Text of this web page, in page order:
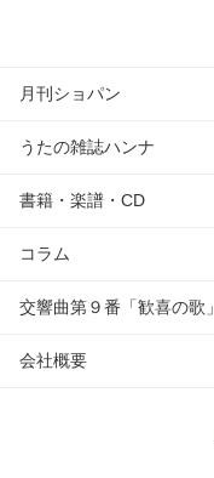
月刊ショパン
うたの雑誌ハンナ
書籍・楽譜・CD
コラム
交響曲第９番「歓喜の歌」
会社概要